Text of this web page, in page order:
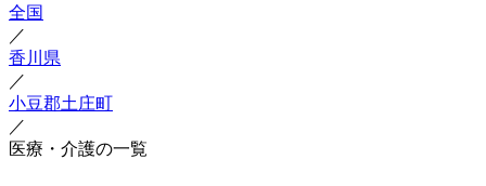
全国
／
香川県
／
小豆郡土庄町
／
医療・介護の一覧